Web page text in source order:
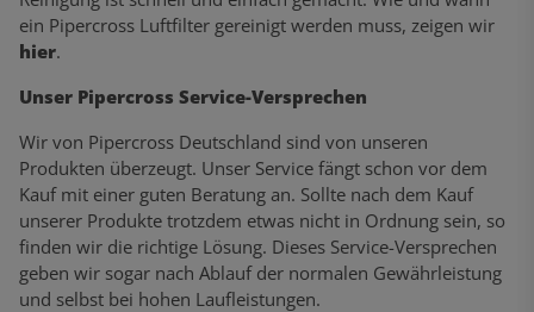
ein Pipercross Luftfilter gereinigt werden muss, zeigen wir
hier.
Unser Pipercross Service-Versprechen
Wir von Pipercross Deutschland sind von unseren
Produkten überzeugt. Unser Service fängt schon vor dem
Kauf mit einer guten Beratung an. Sollte nach dem Kauf
unserer Produkte trotzdem etwas nicht in Ordnung sein, so
finden wir die richtige Lösung. Dieses Service-Versprechen
geben wir sogar nach Ablauf der normalen Gewährleistung
und selbst bei hohen Laufleistungen.